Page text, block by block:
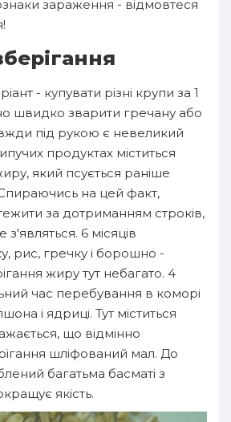
зараження - відмовтеся
- купувати різні крупи за 1
швидко зварити гречану або
під рукою є невеликий
продуктах міститься
який псується раніше
на цей факт,
за дотриманням строків,
з'являться. 6 місяців
рис, гречку і борошно -
жиру тут небагато. 4
час перебування в коморі
і ядриці. Тут міститься
що відмінно
шліфований мал. До
багатьма басматі з
якість.